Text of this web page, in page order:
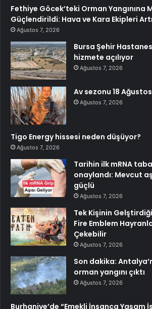
Fethiye Göcek’teki Orman Yangınına
Güçlendirildi: Hava ve Kara Ekipleri
Ağustos 7, 2026
Bursa Şehir
hizmete açılıyor
Ağustos 7, 2026
Av sezonu 18
Ağustos 7, 2026
Tigo Energy hissesi neden düşüyor?
Ağustos 7, 2026
Tarihin ilk mRNA
onaylandı: Mevcut
güçlü
Ağustos 7, 2026
Tek Kişinin
Fire Emblem
Çekebilir
Ağustos 7, 2026
Son dakika:
orman yangını çıktı
Ağustos 7, 2026
Burhaniye’de “Emekli İnsanca Yaşam